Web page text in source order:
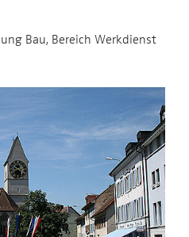
Bau, Bereich Werkdienst